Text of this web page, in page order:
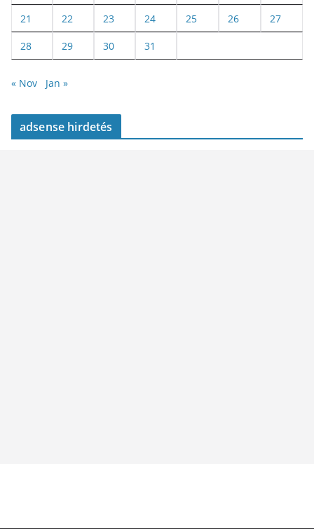
21 22 23 24 25 26 27
28 29 30 31
« Nov Jan »
adsense hirdetés